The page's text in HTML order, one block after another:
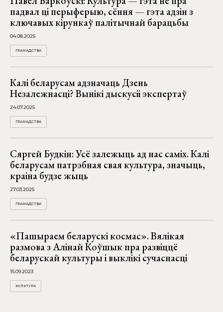
падвал ці перыферыю, сёння — гэта адзін з
ключавых кірункаў палітычнай барацьбы
04.08.2025
ГРАМАДСТВА
Калі беларусам адзначаць Дзень
Незалежнасці? Вынікі дыскусіі экспертаў
24.07.2025
ГРАМАДСТВА
Сяргей Будкін: Усё залежыць ад нас саміх. Калі
беларусам патрэбная свая культура, значыць,
краіна будзе жыць
27.03.2025
ГРАМАДСТВА
«Пашыраем беларускі космас». Вялікая
размова з Алінай Коўшык пра развіццё
беларускай культуры і выклікі сучаснасці
15.09.2023
КУЛЬТУРА